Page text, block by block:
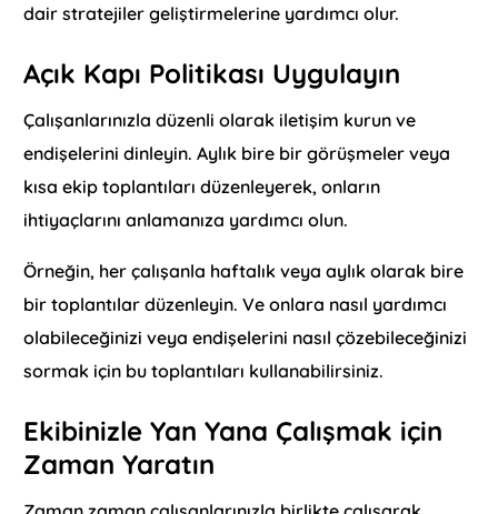
dair stratejiler geliştirmelerine yardımcı olur.
Açık Kapı Politikası Uygulayın
Çalışanlarınızla düzenli olarak iletişim kurun ve
endişelerini dinleyin. Aylık bire bir görüşmeler veya
kısa ekip toplantıları düzenleyerek, onların
ihtiyaçlarını anlamanıza yardımcı olun.
Örneğin, her çalışanla haftalık veya aylık olarak bire
bir toplantılar düzenleyin. Ve onlara nasıl yardımcı
olabileceğinizi veya endişelerini nasıl çözebileceğinizi
sormak için bu toplantıları kullanabilirsiniz.
Ekibinizle Yan Yana Çalışmak için
Zaman Yaratın